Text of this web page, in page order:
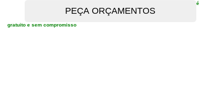
é
gratuito e sem compromisso